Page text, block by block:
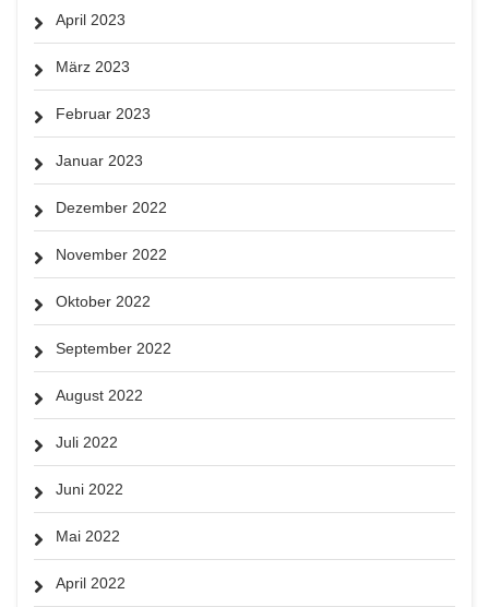
April 2023
März 2023
Februar 2023
Januar 2023
Dezember 2022
November 2022
Oktober 2022
September 2022
August 2022
Juli 2022
Juni 2022
Mai 2022
April 2022